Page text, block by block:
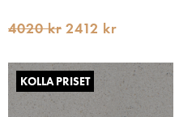
4020 kr 2412 kr
KOLLA PRISET